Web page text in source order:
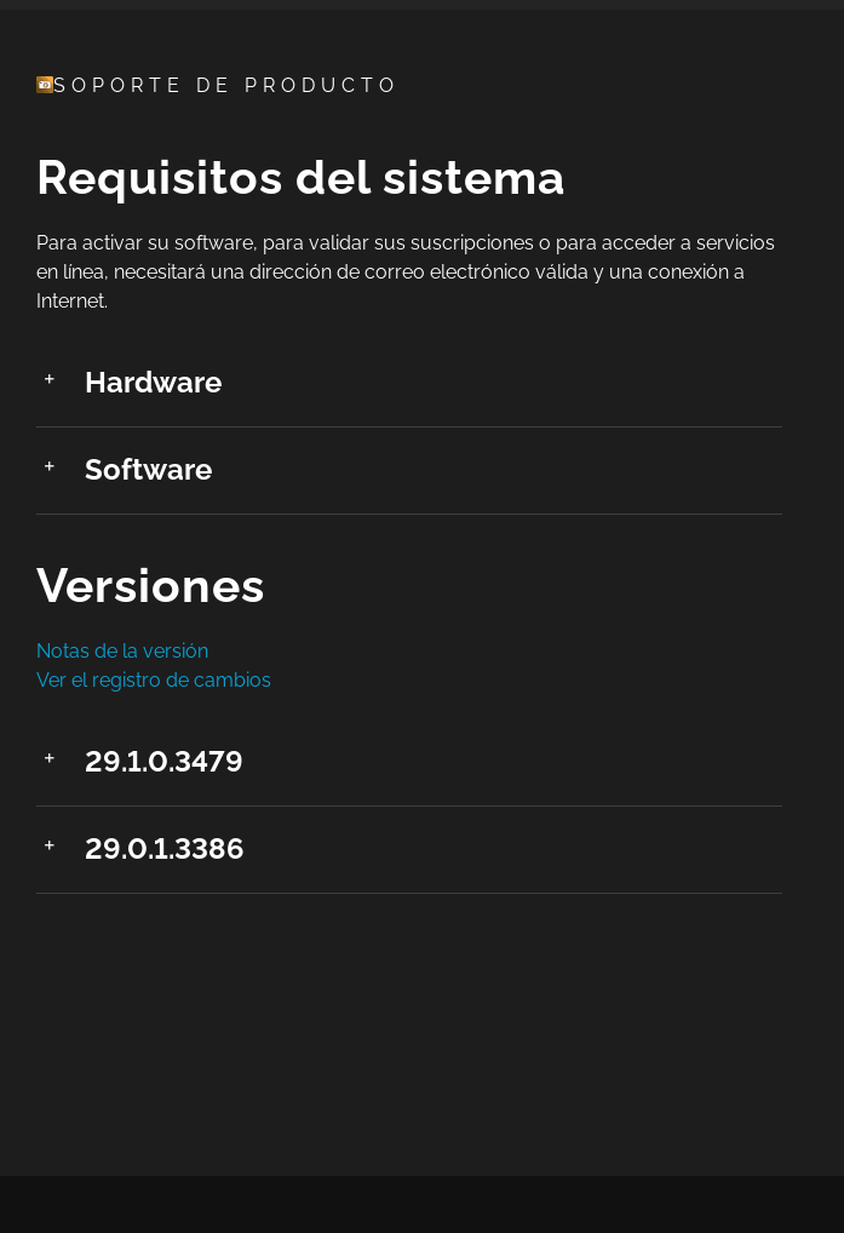
SOPORTE DE PRODUCTO
Requisitos del sistema
Para activar su software, para validar sus suscripciones o para acceder a servicios
en línea, necesitará una dirección de correo electrónico válida y una conexión a
Internet.
Hardware
Software
Versiones
Notas de la versión
Ver el registro de cambios
29.1.0.3479
29.0.1.3386